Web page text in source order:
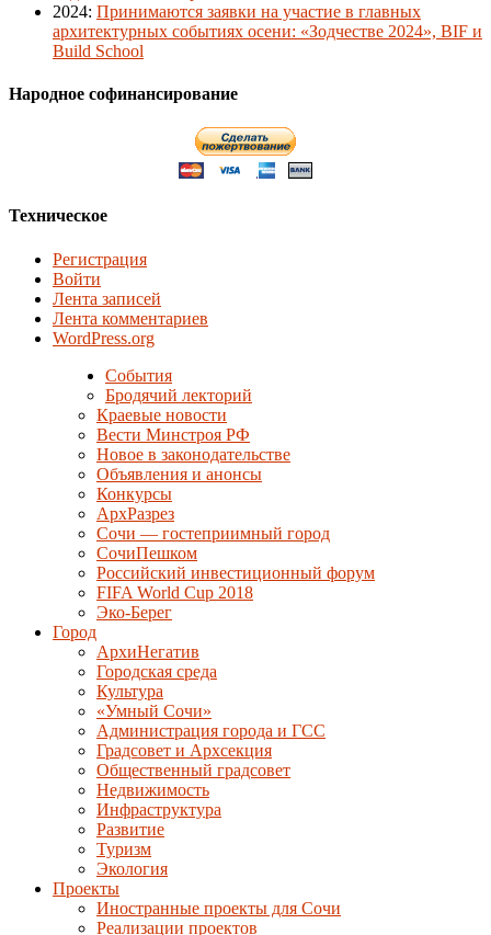
2024: Принимаются заявки на участие в главных
архитектурных событиях осени: «Зодчестве 2024», BIF и
Build School
Народное софинансирование
Техническое
Регистрация
Войти
Лента записей
Лента комментариев
WordPress.org
События
Бродячий лекторий
Краевые новости
Вести Минстроя РФ
Новое в законодательстве
Объявления и анонсы
Конкурсы
АрхРазрез
Сочи — гостеприимный город
СочиПешком
Российский инвестиционный форум
FIFA World Cup 2018
Эко-Берег
Город
АрхиНегатив
Городская среда
Культура
«Умный Сочи»
Администрация города и ГСС
Градсовет и Архсекция
Общественный градсовет
Недвижимость
Инфраструктура
Развитие
Туризм
Экология
Проекты
Иностранные проекты для Сочи
Реализации проектов